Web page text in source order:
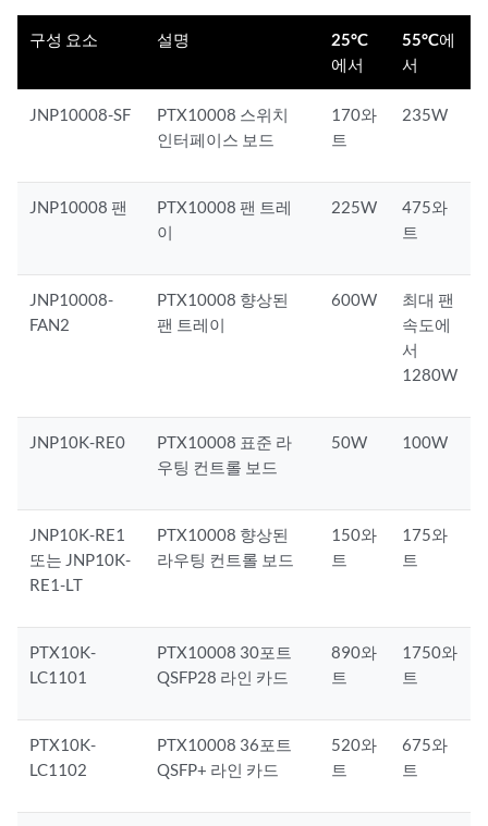
구성 요소 설명
25°C
에서
55°C에
서
JNP10008-SF
PTX10008 스위치
인터페이스 보드
170와
트
235W
JNP10008 팬
PTX10008 팬 트레
이
225W
475와
트
JNP10008-
FAN2
PTX10008 향상된
팬 트레이
600W
최대 팬
속도에
서
1280W
JNP10K-RE0
PTX10008 표준 라
우팅 컨트롤 보드
50W 100W
JNP10K-RE1
또는 JNP10K-
RE1-LT
PTX10008 향상된
라우팅 컨트롤 보드
150와
트
175와
트
PTX10K-
LC1101
PTX10008 30포트
QSFP28 라인 카드
890와
트
1750와
트
PTX10K-
LC1102
PTX10008 36포트
QSFP+ 라인 카드
520와
트
675와
트